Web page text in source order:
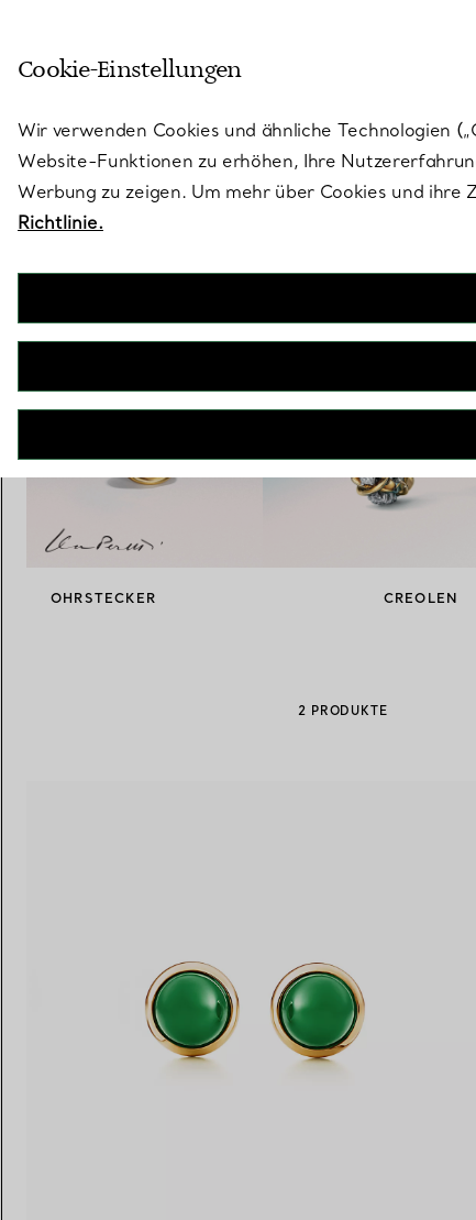
OHRSTECKER CREOLEN
2 PRODUKTE
Cookie-Einstellungen
Wir verwenden Cookies und ähnliche Technologien
Website-Funktionen zu erhöhen, Ihre
Werbung zu zeigen. Um mehr über Cookies und
Richtlinie.